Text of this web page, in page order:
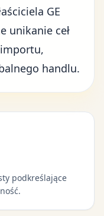
GE
unikanie ceł
handlu.
podkreślające